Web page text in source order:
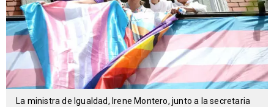
La ministra de Igualdad, Irene Montero, junto a la secretaria